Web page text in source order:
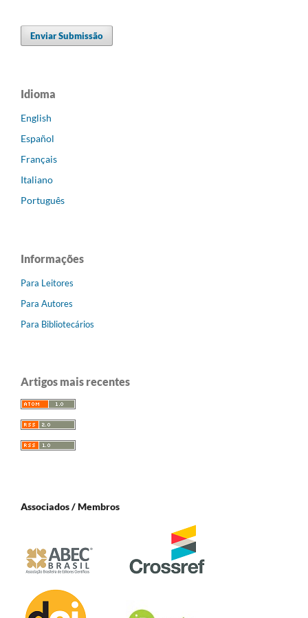
Enviar Submissão
Idioma
English
Español
Français
Italiano
Português
Informações
Para Leitores
Para Autores
Para Bibliotecários
Artigos mais recentes
Associados / Membros